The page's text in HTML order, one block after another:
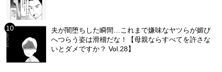
夫が闇堕ちした瞬間…これまで嫌味なヤツらが媚び
へつらう姿は滑稽だな！【母親ならすべてを許さな
いとダメですか？ Vol.28】